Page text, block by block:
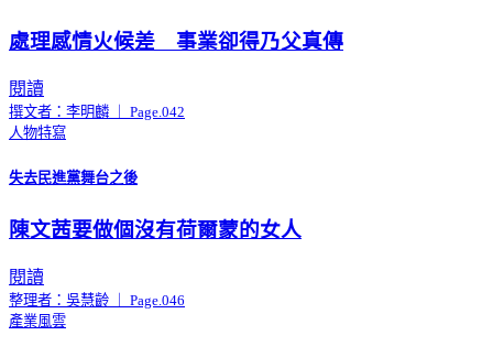
處理感情火候差 事業卻得乃父真傳
閱讀
撰文者：李明麟 ｜ Page.042
人物特寫
失去民進黨舞台之後
陳文茜要做個沒有荷爾蒙的女人
閱讀
整理者：吳慧齡 ｜ Page.046
產業風雲